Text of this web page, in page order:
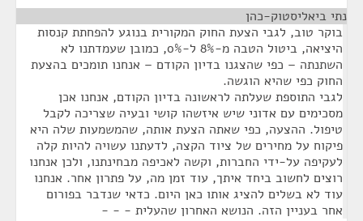
נתי ביאליסטוק-כהן
בוקר טוב, לגבי הצעת החוק המקורית בנוגע להפחתת קנסות
היציאה, ביטול הטבה מ-8% ל-0%, כמובן שעמדתנו לא
השתנתה – כפי שהצגנו בדיון הקודם – אנחנו תומכים בהצעת
החוק כפי שהיא הוגשה.
לגבי התוספת שעלתה לראשונה בדיון הקודם, אנחנו אכן
מסכימים עם אדוני שיש איזשהו קושי ובעיה שצריכה לקבל
טיפול. ההצעה, כפי שאתה הצעת אותה, שהמשמעות שלה היא
פיקוח על מחירים של ציוד הקצה, לדעתנו עשויה להיות קלה
לעקיפה על-ידי החברות, וקשה לאכיפה מבחינתנו, ולכן אנחנו
רוצים לחשוב ביחד איתך, עוד זמן מה, על פתרון אחר. אנחנו
עוד לא בשלים להציג אותו כאן היום. כדאי שנדבר בפורום
אחר בעניין הזה. הנושא האחרון שהעלית - - -